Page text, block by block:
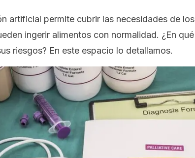
artificial permite cubrir las necesidades de los
ingerir alimentos con normalidad. ¿En qué
riesgos? En este espacio lo detallamos.